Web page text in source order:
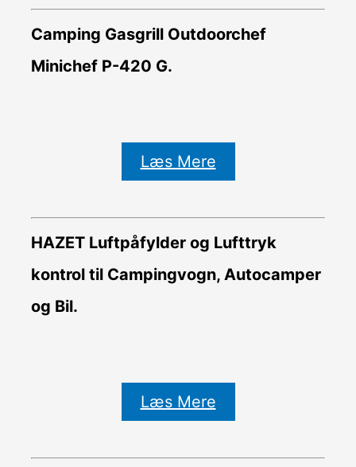
Camping Gasgrill Outdoorchef
Minichef P-420 G.
Læs Mere
HAZET Luftpåfylder og Lufttryk
kontrol til Campingvogn, Autocamper
og Bil.
Læs Mere